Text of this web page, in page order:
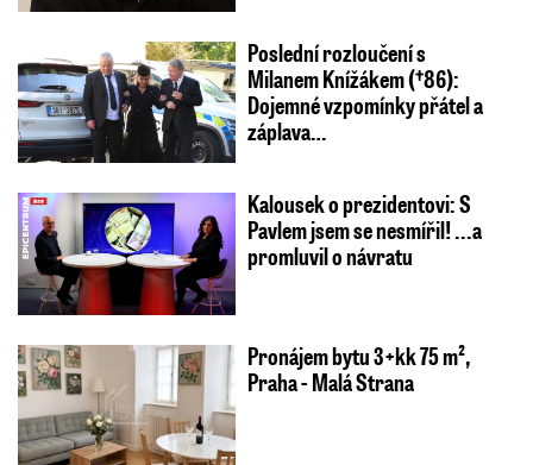
Poslední rozloučení s
Milanem Knížákem (†86):
Dojemné vzpomínky přátel a
záplava…
Kalousek o prezidentovi: S
Pavlem jsem se nesmířil! ...a
promluvil o návratu
Pronájem bytu 3+kk 75 m²,
Praha - Malá Strana